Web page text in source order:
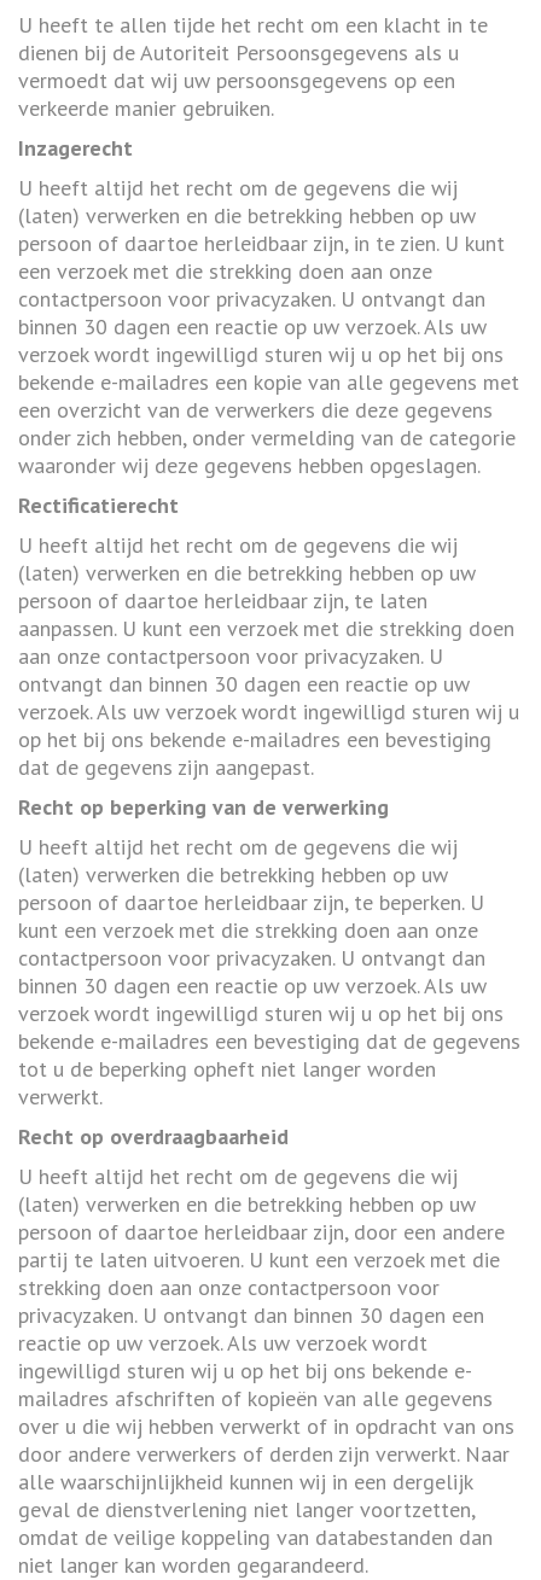
U heeft te allen tijde het recht om een klacht in te
dienen bij de Autoriteit Persoonsgegevens als u
vermoedt dat wij uw persoonsgegevens op een
verkeerde manier gebruiken.
Inzagerecht
U heeft altijd het recht om de gegevens die wij
(laten) verwerken en die betrekking hebben op uw
persoon of daartoe herleidbaar zijn, in te zien. U kunt
een verzoek met die strekking doen aan onze
contactpersoon voor privacyzaken. U ontvangt dan
binnen 30 dagen een reactie op uw verzoek. Als uw
verzoek wordt ingewilligd sturen wij u op het bij ons
bekende e-mailadres een kopie van alle gegevens met
een overzicht van de verwerkers die deze gegevens
onder zich hebben, onder vermelding van de categorie
waaronder wij deze gegevens hebben opgeslagen.
Rectificatierecht
U heeft altijd het recht om de gegevens die wij
(laten) verwerken en die betrekking hebben op uw
persoon of daartoe herleidbaar zijn, te laten
aanpassen. U kunt een verzoek met die strekking doen
aan onze contactpersoon voor privacyzaken. U
ontvangt dan binnen 30 dagen een reactie op uw
verzoek. Als uw verzoek wordt ingewilligd sturen wij u
op het bij ons bekende e-mailadres een bevestiging
dat de gegevens zijn aangepast.
Recht op beperking van de verwerking
U heeft altijd het recht om de gegevens die wij
(laten) verwerken die betrekking hebben op uw
persoon of daartoe herleidbaar zijn, te beperken. U
kunt een verzoek met die strekking doen aan onze
contactpersoon voor privacyzaken. U ontvangt dan
binnen 30 dagen een reactie op uw verzoek. Als uw
verzoek wordt ingewilligd sturen wij u op het bij ons
bekende e-mailadres een bevestiging dat de gegevens
tot u de beperking opheft niet langer worden
verwerkt.
Recht op overdraagbaarheid
U heeft altijd het recht om de gegevens die wij
(laten) verwerken en die betrekking hebben op uw
persoon of daartoe herleidbaar zijn, door een andere
partij te laten uitvoeren. U kunt een verzoek met die
strekking doen aan onze contactpersoon voor
privacyzaken. U ontvangt dan binnen 30 dagen een
reactie op uw verzoek. Als uw verzoek wordt
ingewilligd sturen wij u op het bij ons bekende e-
mailadres afschriften of kopieën van alle gegevens
over u die wij hebben verwerkt of in opdracht van ons
door andere verwerkers of derden zijn verwerkt. Naar
alle waarschijnlijkheid kunnen wij in een dergelijk
geval de dienstverlening niet langer voortzetten,
omdat de veilige koppeling van databestanden dan
niet langer kan worden gegarandeerd.